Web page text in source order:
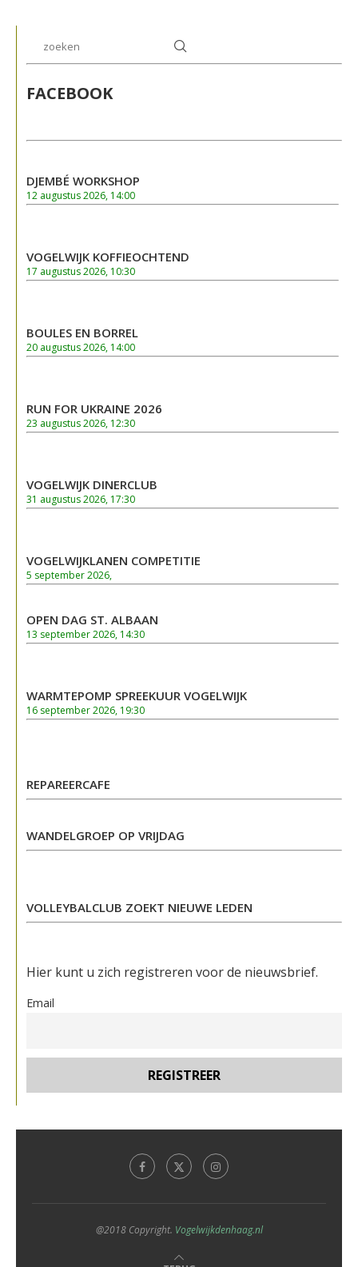
FACEBOOK
DJEMBÉ WORKSHOP
12 augustus 2026, 14:00
VOGELWIJK KOFFIEOCHTEND
17 augustus 2026, 10:30
BOULES EN BORREL
20 augustus 2026, 14:00
RUN FOR UKRAINE 2026
23 augustus 2026, 12:30
VOGELWIJK DINERCLUB
31 augustus 2026, 17:30
VOGELWIJKLANEN COMPETITIE
5 september 2026,
OPEN DAG ST. ALBAAN
13 september 2026, 14:30
WARMTEPOMP SPREEKUUR VOGELWIJK
16 september 2026, 19:30
REPAREERCAFE
WANDELGROEP OP VRIJDAG
VOLLEYBALCLUB ZOEKT NIEUWE LEDEN
Hier kunt u zich registreren voor de nieuwsbrief.
Email
@2018 Copyright. Vogelwijkdenhaag.nl